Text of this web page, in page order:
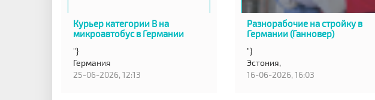
Курьер категории B на
микроавтобус в Германии
"}
Германия
25-06-2026, 12:13
Разнорабочие на стройку в
Германии (Ганновер)
"}
Эстония,
16-06-2026, 16:03